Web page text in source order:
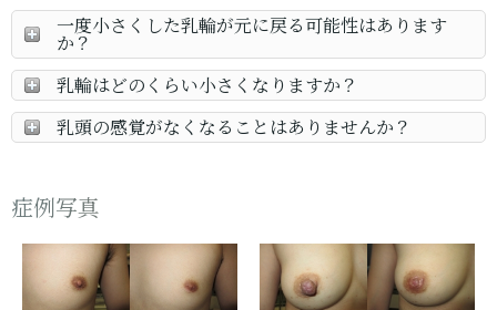
一度小さくした乳輪が元に戻る可能性はあります
か？
乳輪はどのくらい小さくなりますか？
乳頭の感覚がなくなることはありませんか？
症例写真